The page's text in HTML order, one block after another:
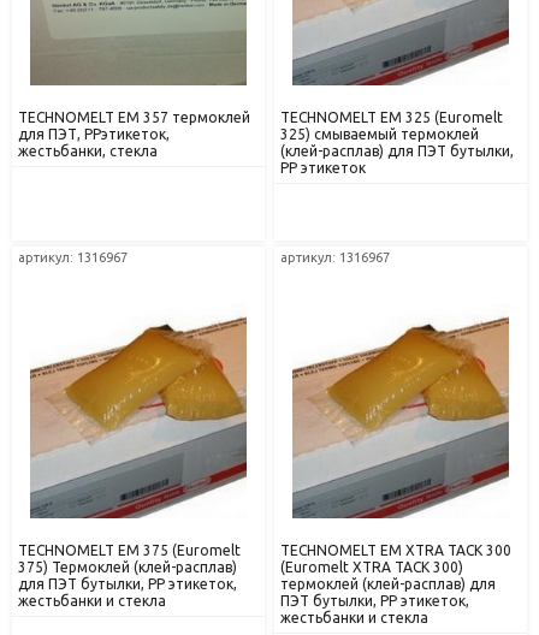
TECHNOMELT EM 357 термоклей
для ПЭТ, РРэтикеток,
жестьбанки, стекла
TECHNOMELT EM 325 (Euromelt
325) смываемый термоклей
(клей-расплав) для ПЭТ бутылки,
РР этикеток
артикул: 1316967
TECHNOMELT EM 375 (Euromelt
375) Термоклей (клей-расплав)
для ПЭТ бутылки, РР этикеток,
жестьбанки и стекла
артикул: 1316967
TECHNOMELT EM XTRA TACK 300
(Euromelt XTRA TACK 300)
термоклей (клей-расплав) для
ПЭТ бутылки, РР этикеток,
жестьбанки и стекла